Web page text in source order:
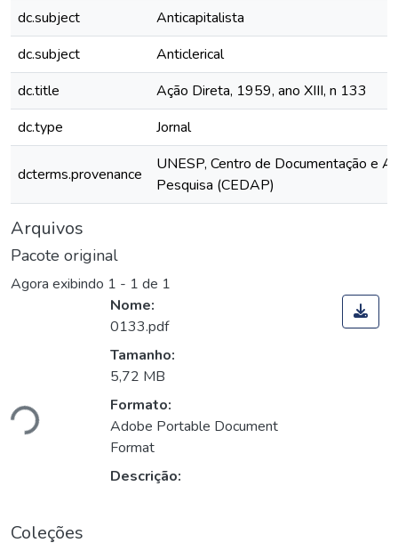
dc.subject
Anticapitalista
dc.subject
Anticlerical
dc.title
Ação Direta, 1959, ano XIII, n 133
dc.type
Jornal
dcterms.provenance
UNESP, Centro de Documentação e
Pesquisa (CEDAP)
Arquivos
Pacote original
Agora exibindo 1 - 1 de 1
Nome:
0133.pdf
Tamanho:
5,72 MB
Formato:
Adobe Portable Document
Format
Descrição:
Coleções